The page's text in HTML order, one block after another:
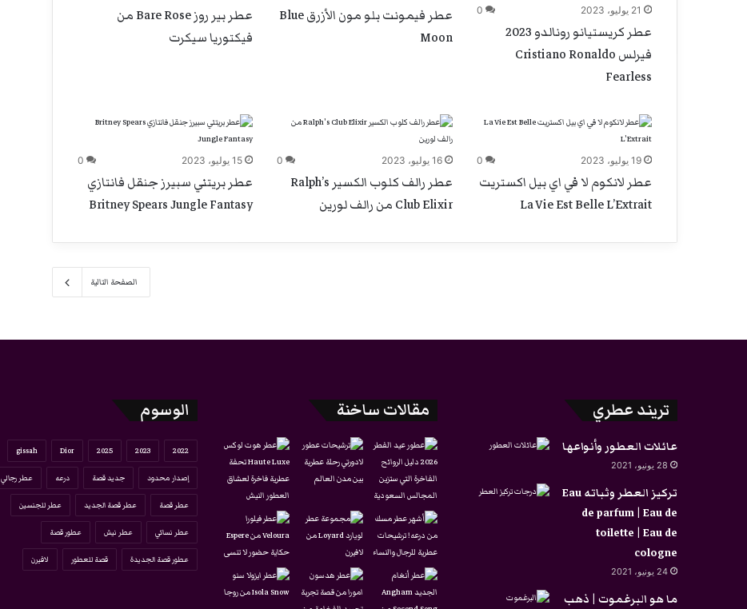
21 يوليو، 2023 0
عطر كريستيانو رونالدو 2023
فيرلس Cristiano Ronaldo
Fearless
عطر فيمونت بلو مون الأزرق Blue
Moon
عطر بير روز Bare Rose من
فيكتوريا سيكرت
19 يوليو، 2023 0
عطر لانكوم لا في اي بيل اكستريت
La Vie Est Belle L’Extrait
16 يوليو، 2023 0
عطر رالف كلوب الكسير Ralph’s
Club Elixir من رالف لورين
15 يوليو، 2023 0
عطر بريتني سبيرز جنقل فانتازي
Britney Spears Jungle Fantasy
الصفحة التالية
تريند عطري
عائلات العطور وأنواعها
28 يونيو، 2021
تركيز العطر وثباته Eau
de parfum | Eau de
toilette | Eau de
cologne
24 يونيو، 2021
ما هو البرغموت | ذهب
مقالات ساخنة الوسوم
2022
2023
2025
Dior
gissah
إصدار محدود جديد قصة درعه عطر رجالي
عطر قصة عطر قصة الجديد عطر للجنسين
عطر نسائي عطر نيش عطور قصة
عطور قصة الجديدة قصة للعطور لافيرن